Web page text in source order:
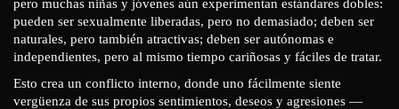
pueden ser sexualmente liberadas, pero no demasiado; deben ser
naturales, pero también atractivas; deben ser autónomas e
independientes, pero al mismo tiempo cariñosas y fáciles de tratar.
Esto crea un conflicto interno, donde uno fácilmente siente
vergüenza de sus propios sentimientos, deseos y agresiones —